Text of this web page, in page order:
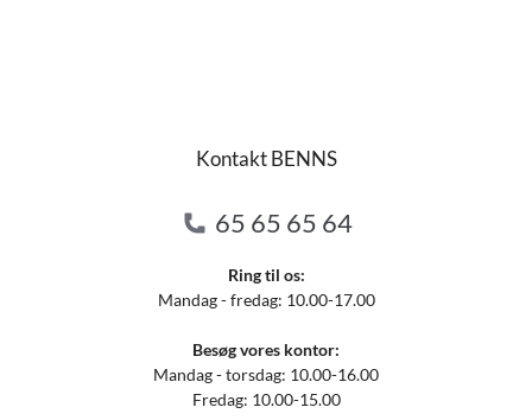
Kontakt BENNS
65 65 65 64
Ring til os:
Mandag - fredag: 10.00-17.00
Besøg vores kontor:
Mandag - torsdag: 10.00-16.00
Fredag: 10.00-15.00